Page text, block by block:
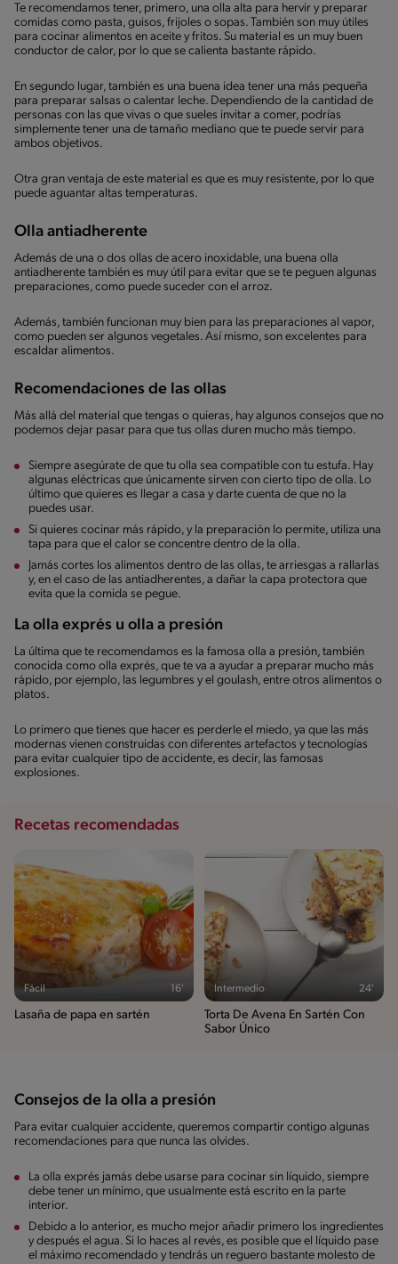
Te recomendamos tener, primero, una olla alta para hervir y preparar
comidas como pasta, guisos, frijoles o sopas. También son muy útiles
para cocinar alimentos en aceite y fritos. Su material es un muy buen
conductor de calor, por lo que se calienta bastante rápido.
En segundo lugar, también es una buena idea tener una más pequeña
para preparar salsas o calentar leche. Dependiendo de la cantidad de
personas con las que vivas o que sueles invitar a comer, podrías
simplemente tener una de tamaño mediano que te puede servir para
ambos objetivos.
Otra gran ventaja de este material es que es muy resistente, por lo que
puede aguantar altas temperaturas.
Olla antiadherente
Además de una o dos ollas de acero inoxidable, una buena olla
antiadherente también es muy útil para evitar que se te peguen algunas
preparaciones, como puede suceder con el arroz.
Además, también funcionan muy bien para las preparaciones al vapor,
como pueden ser algunos vegetales. Así mismo, son excelentes para
escaldar alimentos.
Recomendaciones de las ollas
Más allá del material que tengas o quieras, hay algunos consejos que no
podemos dejar pasar para que tus ollas duren mucho más tiempo.
Siempre asegúrate de que tu olla sea compatible con tu estufa. Hay
algunas eléctricas que únicamente sirven con cierto tipo de olla. Lo
último que quieres es llegar a casa y darte cuenta de que no la
puedes usar.
Si quieres cocinar más rápido, y la preparación lo permite, utiliza una
tapa para que el calor se concentre dentro de la olla.
Jamás cortes los alimentos dentro de las ollas, te arriesgas a rallarlas
y, en el caso de las antiadherentes, a dañar la capa protectora que
evita que la comida se pegue.
La olla exprés u olla a presión
La última que te recomendamos es la famosa olla a presión, también
conocida como olla exprés, que te va a ayudar a preparar mucho más
rápido, por ejemplo, las legumbres y el goulash, entre otros alimentos o
platos.
Lo primero que tienes que hacer es perderle el miedo, ya que las más
modernas vienen construidas con diferentes artefactos y tecnologías
para evitar cualquier tipo de accidente, es decir, las famosas
explosiones.
Recetas recomendadas
Fácil 16'
Lasaña de papa en sartén
Intermedio 24'
Torta De Avena En Sartén Con
Sabor Único
Consejos de la olla a presión
Para evitar cualquier accidente, queremos compartir contigo algunas
recomendaciones para que nunca las olvides.
La olla exprés jamás debe usarse para cocinar sin líquido, siempre
debe tener un mínimo, que usualmente está escrito en la parte
interior.
Debido a lo anterior, es mucho mejor añadir primero los ingredientes
y después el agua. Si lo haces al revés, es posible que el líquido pase
el máximo recomendado y tendrás un reguero bastante molesto de